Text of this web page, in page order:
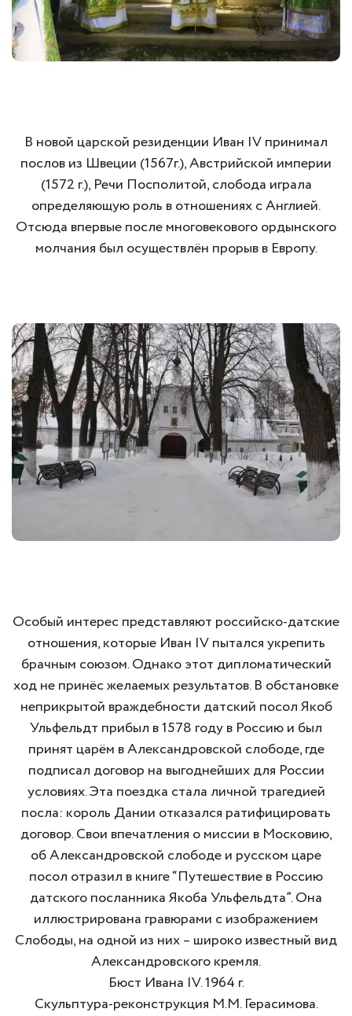
В новой царской резиденции Иван IV принимал
послов из Швеции (1567г.), Австрийской империи
(1572 г.), Речи Посполитой, слобода играла
определяющую роль в отношениях с Англией.
Отсюда впервые после многовекового ордынского
молчания был осуществлён прорыв в Европу.
Особый интерес представляют российско-датские
отношения, которые Иван IV пытался укрепить
брачным союзом. Однако этот дипломатический
ход не принёс желаемых результатов. В обстановке
неприкрытой враждебности датский посол Якоб
Ульфельдт прибыл в 1578 году в Россию и был
принят царём в Александровской слободе, где
подписал договор на выгоднейших для России
условиях. Эта поездка стала личной трагедией
посла: король Дании отказался ратифицировать
договор. Свои впечатления о миссии в Московию,
об Александровской слободе и русском царе
посол отразил в книге “Путешествие в Россию
датского посланника Якоба Ульфельдта”. Она
иллюстрирована гравюрами с изображением
Слободы, на одной из них – широко известный вид
Александровского кремля.
Бюст Ивана IV. 1964 г.
Скульптура-реконструкция М.М. Герасимова.